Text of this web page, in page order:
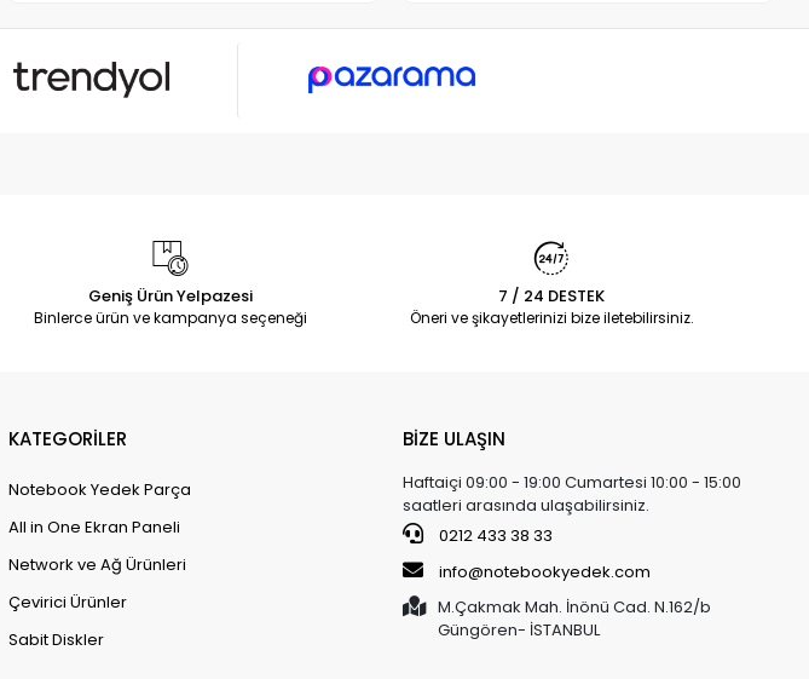
Geniş Ürün Yelpazesi
Binlerce ürün ve kampanya seçeneği
7 / 24 DESTEK
Öneri ve şikayetlerinizi bize iletebilirsiniz.
KATEGORİLER
Notebook Yedek Parça
All in One Ekran Paneli
Network ve Ağ Ürünleri
Çevirici Ürünler
Sabit Diskler
BİZE ULAŞIN
Haftaiçi 09:00 - 19:00 Cumartesi 10:00 - 15:00
saatleri arasında ulaşabilirsiniz.
0212 433 38 33
info@notebookyedek.com
M.Çakmak Mah. İnönü Cad. N.162/b
Güngören- İSTANBUL